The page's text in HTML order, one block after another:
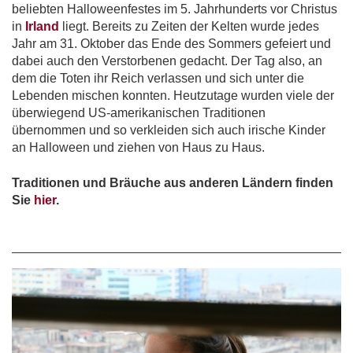
beliebten Halloweenfestes im 5. Jahrhunderts vor Christus
in Irland
liegt. Bereits zu Zeiten der Kelten wurde jedes
Jahr am 31. Oktober das Ende des Sommers gefeiert und
dabei auch den Verstorbenen gedacht. Der Tag also, an
dem die Toten ihr Reich verlassen und sich unter die
Lebenden mischen konnten. Heutzutage wurden viele der
überwiegend US-amerikanischen Traditionen
übernommen und so verkleiden sich auch irische Kinder
an Halloween und ziehen von Haus zu Haus.
Traditionen und Bräuche aus anderen Ländern finden
Sie hier.